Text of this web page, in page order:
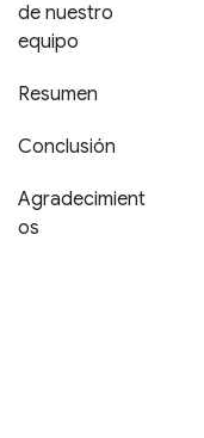
de nuestro
equipo
Resumen
Conclusión
Agradecimient
os